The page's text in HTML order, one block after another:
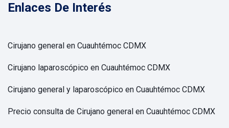
Enlaces De Interés
Cirujano general en Cuauhtémoc CDMX
Cirujano laparoscópico en Cuauhtémoc CDMX
Cirujano general y laparoscópico en Cuauhtémoc CDMX
Precio consulta de Cirujano general en Cuauhtémoc CDMX